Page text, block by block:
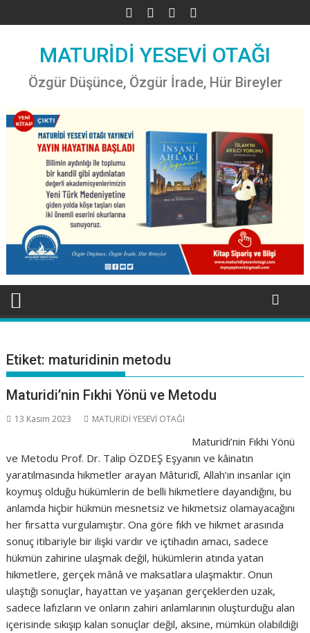
to
MATURİDİ YESEVİ OTAĞI
Özgür Düşünce, Özgür İrade, Hür Bireyler
Etiket: maturidinin metodu
Maturidi’nin Fıkhi Yönü ve Metodu
13 Kasım 2023 MATURİDİ YESEVİ OTAĞI
Maturidi’nin Fıkhi Yönü
ve Metodu Prof. Dr. Talip ÖZDEŞ Eşyanın ve kâinatın
yaratılmasında hikmetler arayan Mâturidî, Allah’ın insanlar için
koymuş olduğu hükümlerin de belli hikmetlere dayandığını, bu
anlamda hiçbir hükmün mesnetsiz ve hikmetsiz olamayacağını
her fırsatta vurgulamıştır. Ona göre fıkh ve hikmet arasında
sonuç itibariyle bir ilişki vardır ve içtihadın amacı, sadece
hükmün zahirine ulaşmak değil, hükümlerin atında yatan
hikmetlere, gerçek mânâ ve maksatlara ulaşmaktır. Onun
ulaştığı sonuçlar, hayattan ve yaşanan gerçeklerden uzak,
sadece lafızların ve onların zahiri anlamlarının oluşturduğu alan
içerisinde sıkışıp kalan sonuçlar değil, aksine, mümkün olabildiği